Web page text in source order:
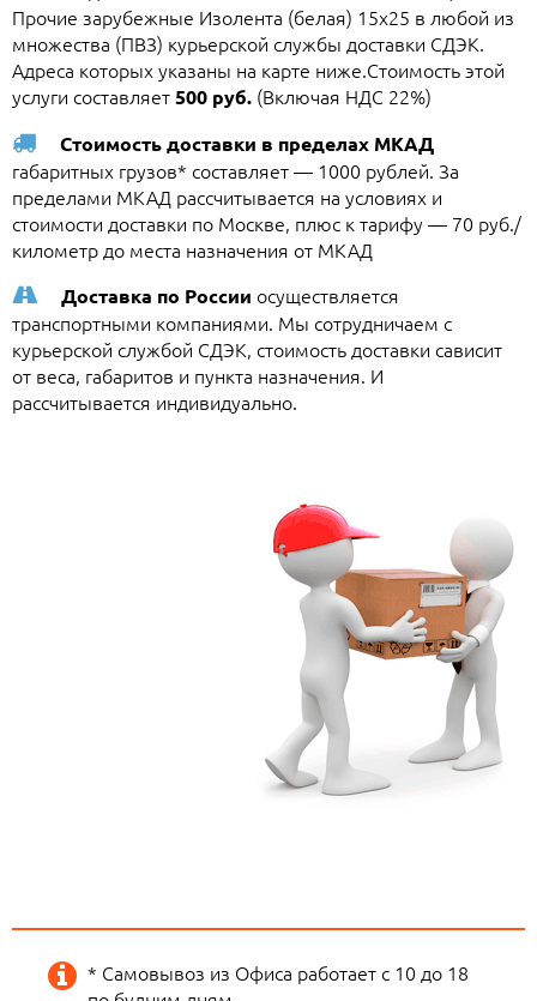
Прочие зарубежные Изолента (белая) 15х25 в любой из
множества (ПВЗ) курьерской службы доставки СДЭК.
Адреса которых указаны на карте ниже.Стоимость этой
услуги составляет500 руб. (Включая НДС 22%)
Стоимость доставки в пределах МКАД
габаритных грузов* составляет — 1000 рублей. За
пределами МКАД рассчитывается на условиях и
стоимости доставки по Москве, плюс к тарифу — 70 руб./
километр до места назначения от МКАД
Доставка по России осуществляется
транспортными компаниями. Мы сотрудничаем с
курьерской службой СДЭК, стоимость доставки сависит
от веса, габаритов и пункта назначения. И
рассчитывается индивидуально.
* Самовывоз из Офиса работает с 10 до 18